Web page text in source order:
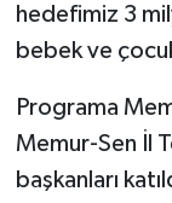
hedefimiz 3
bebek ve
Programa
Memur-Sen İl
başkanları